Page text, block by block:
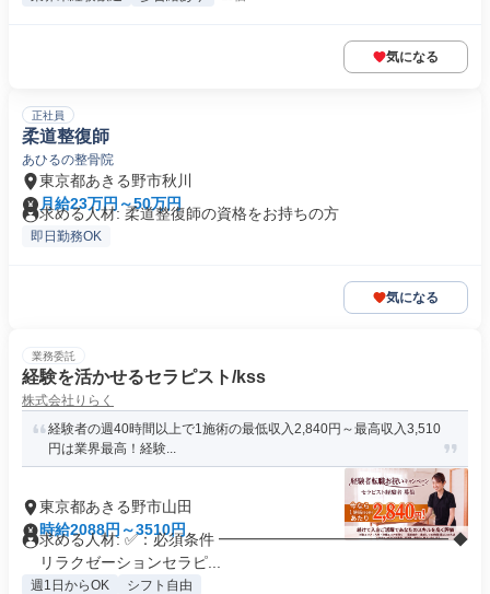
気になる
正社員
柔道整復師
あひるの整骨院
東京都あきる野市秋川
月給23万円～50万円
求める人材: 柔道整復師の資格をお持ちの方
即日勤務OK
気になる
業務委託
経験を活かせるセラピスト/kss
株式会社りらく
経験者の週40時間以上で1施術の最低収入2,840円～最高収入3,510
円は業界最高！経験...
東京都あきる野市山田
時給2088円～3510円
求める人材: ✅：必須条件 ━━━━━━━━━━━━━━━ ◆
リラクゼーションセラピ...
週1日からOK シフト自由